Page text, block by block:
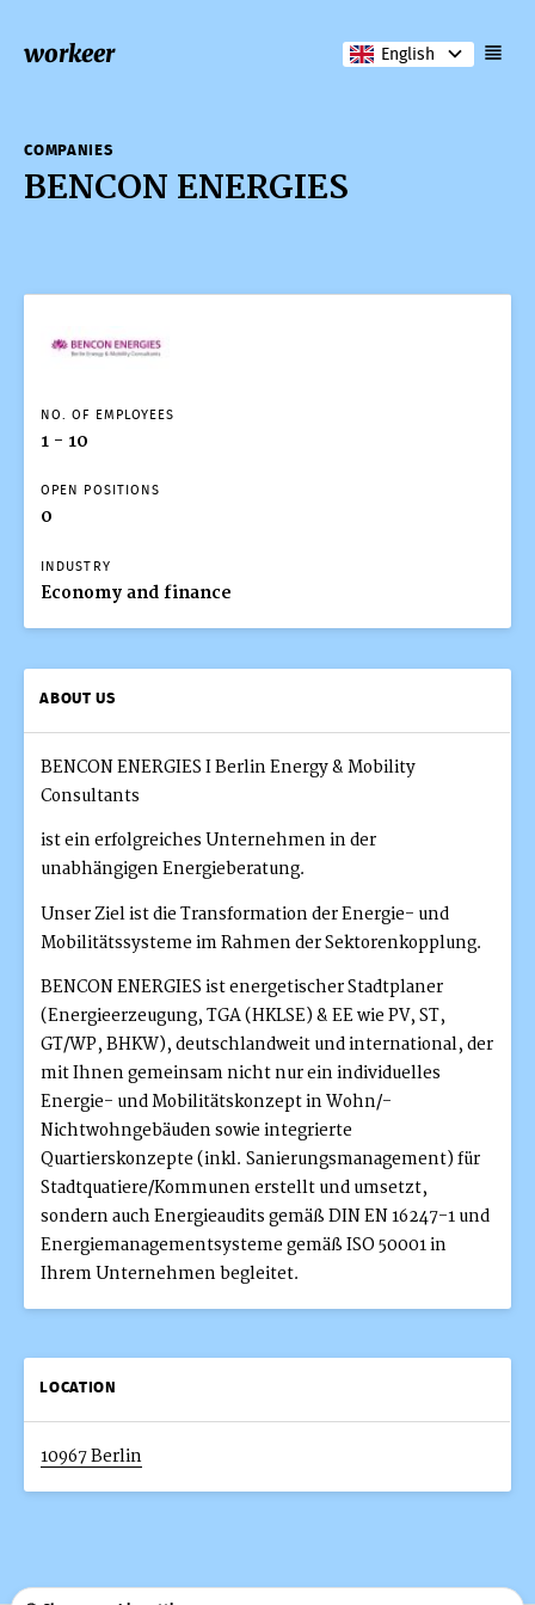
workeer English
COMPANIES
BENCON ENERGIES
NO. OF EMPLOYEES
1 - 10
OPEN POSITIONS
0
INDUSTRY
Economy and finance
ABOUT US
BENCON ENERGIES I Berlin Energy & Mobility
Consultants
ist ein erfolgreiches Unternehmen in der
unabhängigen Energieberatung.
Unser Ziel ist die Transformation der Energie- und
Mobilitätssysteme im Rahmen der Sektorenkopplung.
BENCON ENERGIES ist energetischer Stadtplaner
(Energieerzeugung, TGA (HKLSE) & EE wie PV, ST,
GT/WP, BHKW), deutschlandweit und international, der
mit Ihnen gemeinsam nicht nur ein individuelles
Energie- und Mobilitätskonzept in Wohn/-
Nichtwohngebäuden sowie integrierte
Quartierskonzepte (inkl. Sanierungsmanagement) für
Stadtquatiere/Kommunen erstellt und umsetzt,
sondern auch Energieaudits gemäß DIN EN 16247-1 und
Energiemanagementsysteme gemäß ISO 50001 in
Ihrem Unternehmen begleitet.
LOCATION
10967 Berlin